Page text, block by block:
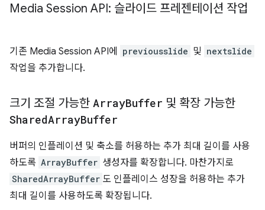
Media Session API: 슬라이드 프레젠테이션 작업
기존 Media Session API에 previousslide 및 nextslide
작업을 추가합니다.
크기 조절 가능한 ArrayBuffer 및 확장 가능한
SharedArrayBuffer
버퍼의 인플레이션 및 축소를 허용하는 추가 최대 길이를 사용
하도록 ArrayBuffer 생성자를 확장합니다. 마찬가지로
SharedArrayBuffer 도 인플레이스 성장을 허용하는 추가
최대 길이를 사용하도록 확장됩니다.